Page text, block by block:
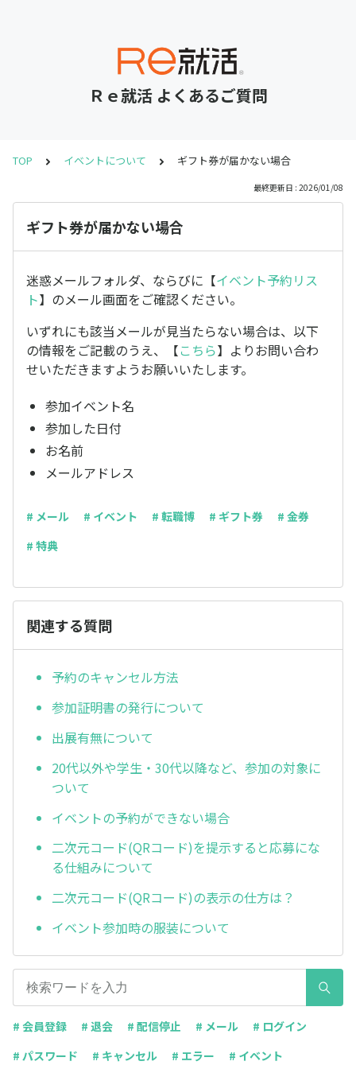
Ｒｅ就活 よくあるご質問
TOP イベントについて ギフト券が届かない場合
最終更新日 : 2026/01/08
ギフト券が届かない場合
迷惑メールフォルダ、ならびに【イベント予約リス
ト】のメール画面をご確認ください。
いずれにも該当メールが見当たらない場合は、以下
の情報をご記載のうえ、【こちら】よりお問い合わ
せいただきますようお願いいたします。
参加イベント名
参加した日付
お名前
メールアドレス
# メール # イベント # 転職博 # ギフト券
# 金券
# 特典
関連する質問
予約のキャンセル方法
参加証明書の発行について
出展有無について
20代以外や学生・30代以降など、参加の対象に
ついて
イベントの予約ができない場合
二次元コード(QRコード)を提示すると応募にな
る仕組みについて
二次元コード(QRコード)の表示の仕方は？
イベント参加時の服装について
# 会員登録 # 退会 # 配信停止 # メール
# ログイン
# パスワード
# キャンセル # エラー # イベント